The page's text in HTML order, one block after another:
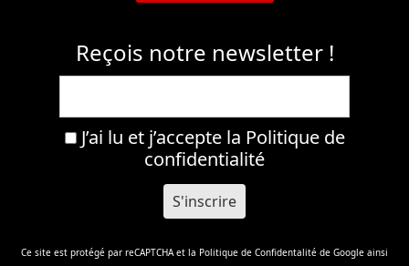
Reçois notre newsletter !
J’ai lu et j’accepte la Politique de
confidentialité
Ce site est protégé par reCAPTCHA et la Politique de Confidentalité de Google ainsi